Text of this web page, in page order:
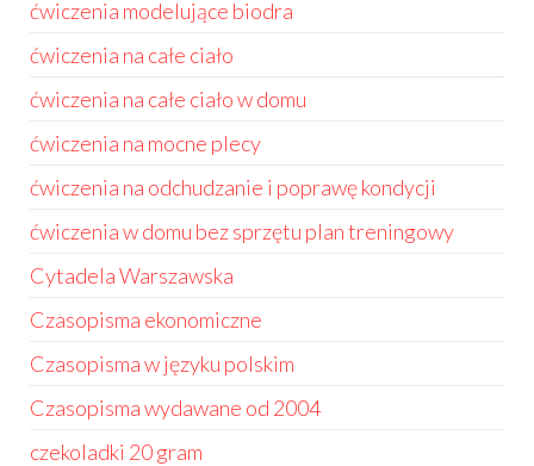
ćwiczenia modelujące biodra
ćwiczenia na całe ciało
ćwiczenia na całe ciało w domu
ćwiczenia na mocne plecy
ćwiczenia na odchudzanie i poprawę kondycji
ćwiczenia w domu bez sprzętu plan treningowy
Cytadela Warszawska
Czasopisma ekonomiczne
Czasopisma w języku polskim
Czasopisma wydawane od 2004
czekoladki 20 gram